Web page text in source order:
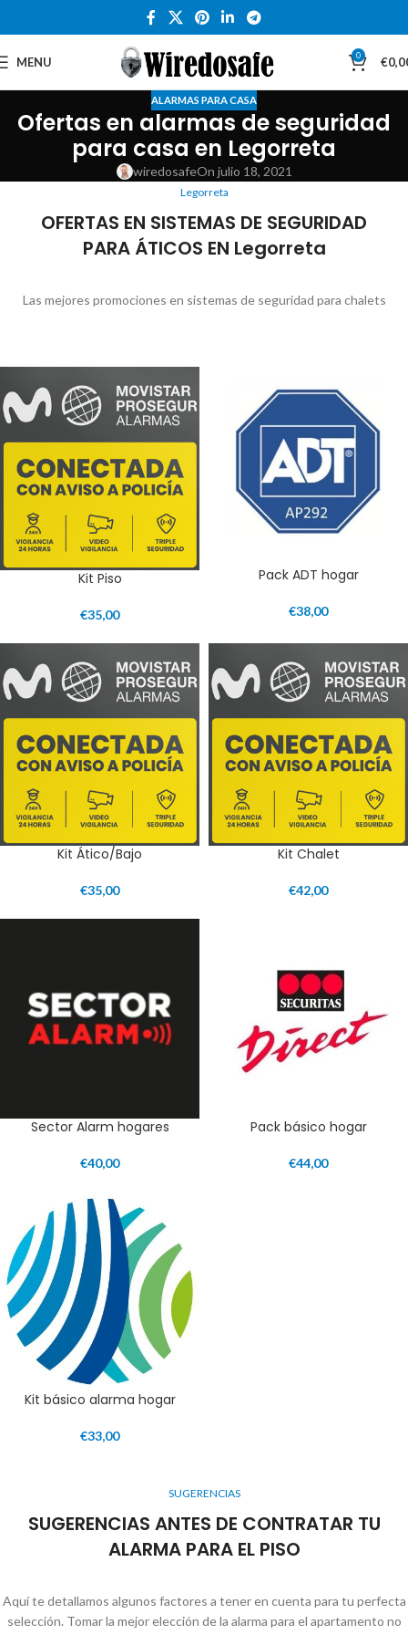
MENU 0 €
ALARMAS PARA CASA
Ofertas en alarmas de seguridad
para casa en Legorreta
wiredosafeOn julio 18, 2021
Legorreta
OFERTAS EN SISTEMAS DE SEGURIDAD
PARA ÁTICOS EN Legorreta
Las mejores promociones en sistemas de seguridad para chalets
Kit Piso
€35,00
Pack ADT hogar
€38,00
Kit Ático/Bajo
€35,00
Kit Chalet
€42,00
Sector Alarm hogares
€40,00
Pack básico hogar
€44,00
Kit básico alarma hogar
€33,00
SUGERENCIAS
SUGERENCIAS ANTES DE CONTRATAR TU
ALARMA PARA EL PISO
Aquí te detallamos algunos factores a tener en cuenta para tu perfecta
selección. Tomar la mejor elección de la alarma para el apartamento no